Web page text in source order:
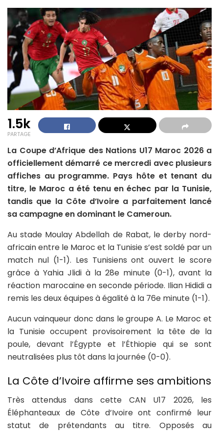
1.5k
PARTAGE
La Coupe d’Afrique des Nations U17 Maroc 2026 a
officiellement démarré ce mercredi avec plusieurs
affiches au programme. Pays hôte et tenant du
titre, le Maroc a été tenu en échec par la Tunisie,
tandis que la Côte d’Ivoire a parfaitement lancé
sa campagne en dominant le Cameroun.
Au stade Moulay Abdellah de Rabat, le derby nord-
africain entre le Maroc et la Tunisie s’est soldé par un
match nul (1-1). Les Tunisiens ont ouvert le score
grâce à Yahia Jlidi à la 28e minute (0-1), avant la
réaction marocaine en seconde période. Ilian Hididi a
remis les deux équipes à égalité à la 76e minute (1-1).
Aucun vainqueur donc dans le groupe A. Le Maroc et
la Tunisie occupent provisoirement la tête de la
poule, devant l’Égypte et l’Éthiopie qui se sont
neutralisées plus tôt dans la journée (0-0).
La Côte d’Ivoire affirme ses ambitions
Très attendus dans cette CAN U17 2026, les
Éléphanteaux de Côte d’Ivoire ont confirmé leur
statut de prétendants au titre. Opposés au